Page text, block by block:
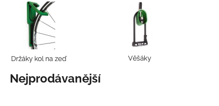
Nejprodávanější
?